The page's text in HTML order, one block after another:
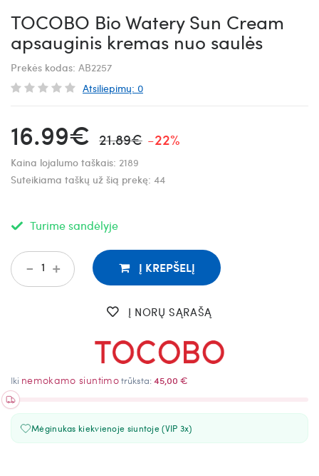
TOCOBO Bio Watery Sun Cream
apsauginis kremas nuo saulės
Prekės kodas: AB2257
Atsiliepimų: 0
16.99€ 21.89€ -22%
Kaina lojalumo taškais: 2189
Suteikiama taškų už šią prekę: 44
Turime sandėlyje
+
- Į KREPŠELĮ
Į NORŲ SĄRAŠĄ
Iki nemokamo siuntimotrūksta:45,00 €
Mėginukas kiekvienoje siuntoje (VIP 3x)